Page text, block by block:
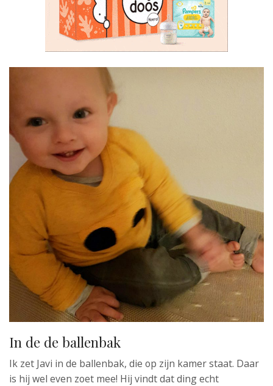
In de de ballenbak
Ik zet Javi in de ballenbak, die op zijn kamer staat. Daar
is hij wel even zoet mee! Hij vindt dat ding echt